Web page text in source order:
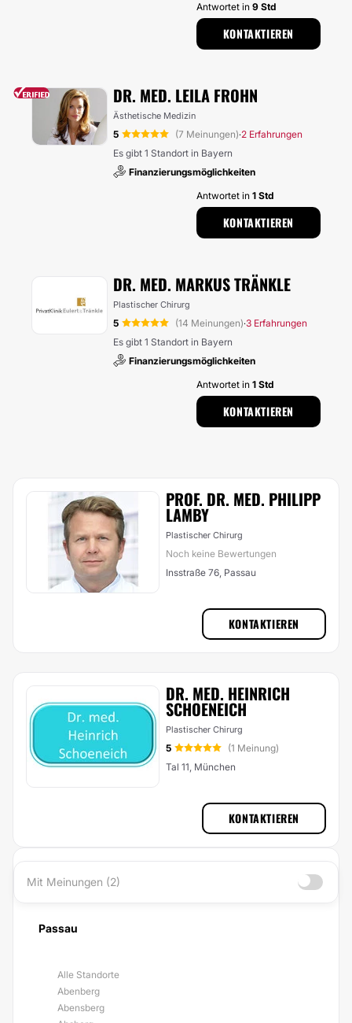
Antwortet in 9 Std
KONTAKTIEREN
DR. MED. LEILA FROHN
Ästhetische Medizin
5 (7 Meinungen)·2 Erfahrungen
Es gibt 1 Standort in Bayern
Finanzierungsmöglichkeiten
Antwortet in 1 Std
KONTAKTIEREN
DR. MED. MARKUS TRÄNKLE
Plastischer Chirurg
5 (14 Meinungen)·3 Erfahrungen
Es gibt 1 Standort in Bayern
Finanzierungsmöglichkeiten
Antwortet in 1 Std
KONTAKTIEREN
PROF. DR. MED. PHILIPP
LAMBY
Plastischer Chirurg
Noch keine Bewertungen
Insstraße 76, Passau
KONTAKTIEREN
DR. MED. HEINRICH
SCHOENEICH
Plastischer Chirurg
5
(1 Meinung)
Tal 11, München
KONTAKTIEREN
Mit Meinungen (2)
Passau
Alle Standorte
Abenberg
Abensberg